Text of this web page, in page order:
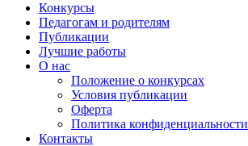
Конкурсы
Педагогам и родителям
Публикации
Лучшие работы
О нас
Положение о конкурсах
Условия публикации
Оферта
Политика конфиденциальности
Контакты